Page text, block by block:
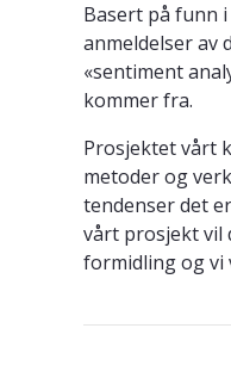
Basert på funn
anmeldelser av
«sentiment
kommer fra.
Prosjektet vårt
metoder og
tendenser det
vårt prosjekt vil
formidling og vi